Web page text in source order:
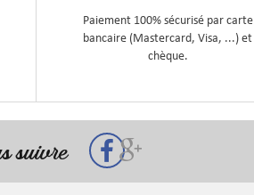
Paiement 100% sécurisé par carte
bancaire (Mastercard, Visa, ...) et
chèque.
suivre